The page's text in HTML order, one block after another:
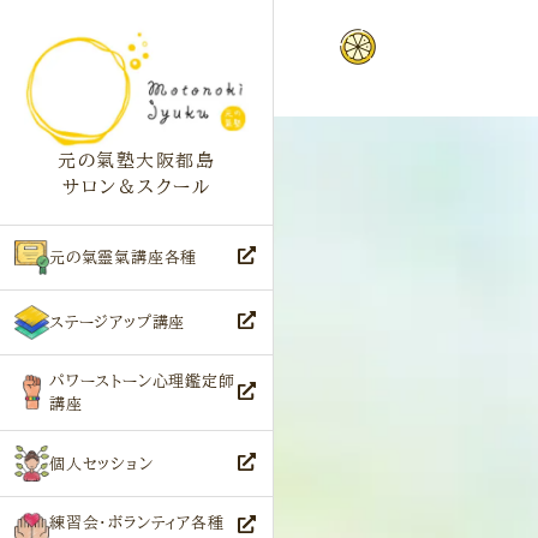
元の氣塾大阪都島
サロン＆スクール
元の氣靈氣講座各種
ステージアップ講座
パワーストーン心理鑑定師
講座
個人セッション
練習会・ボランティア各種